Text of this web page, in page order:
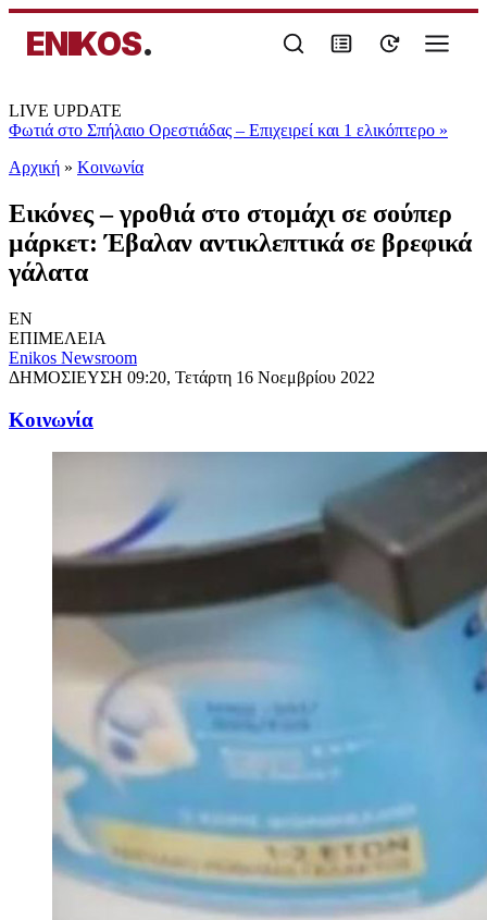
ENIKOS.
LIVE UPDATE
Φωτιά στο Σπήλαιο Ορεστιάδας – Επιχειρεί και 1 ελικόπτερο »
Αρχική » Κοινωνία
Εικόνες – γροθιά στο στομάχι σε σούπερ
μάρκετ: Έβαλαν αντικλεπτικά σε βρεφικά
γάλατα
EN
ΕΠΙΜΕΛΕΙΑ
Enikos Newsroom
ΔΗΜΟΣΙΕΥΣΗ 09:20, Τετάρτη 16 Νοεμβρίου 2022
Κοινωνία